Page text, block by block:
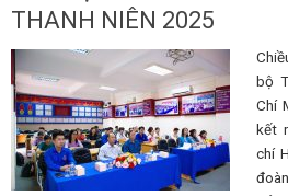
THANH NIÊN 2025
bộ
Chí
kết
chí